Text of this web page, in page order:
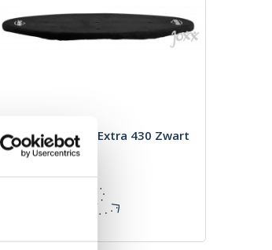
BERG Afdekhoes Extra 430 Zwart
Merk: BERG